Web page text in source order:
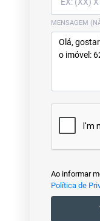
MENSAGEM
Ao informar
Política de